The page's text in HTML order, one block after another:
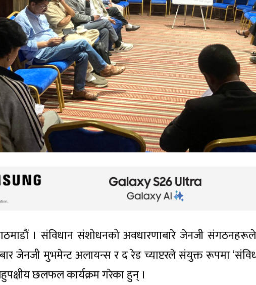
। संविधान संशोधनको अवधारणाबारे जेनजी
जेनजी मुभमेन्ट अलायन्स र द रेड च्याप्टरले संयुक्त रूपमा
छलफल कार्यक्रम गरेका हुन् ।